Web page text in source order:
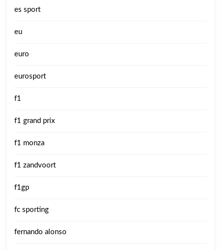
es sport
eu
euro
eurosport
f1
f1 grand prix
f1 monza
f1 zandvoort
f1gp
fc sporting
fernando alonso